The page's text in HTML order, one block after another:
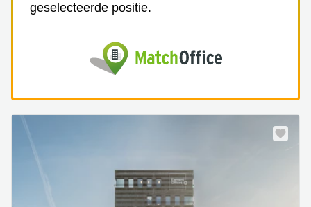
Bedrijfsruimte
geselecteerde positie.